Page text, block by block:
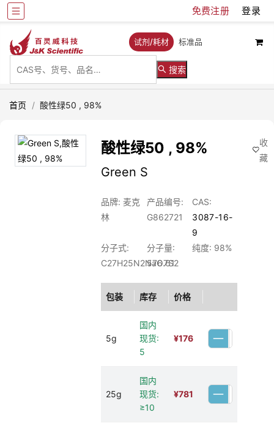
免费注册 登录
试剂/耗材 标准品
搜索
首页 / 酸性绿50 , 98%
酸性绿50 , 98%
Green S
品牌: 麦克
林
产品编号:
G862721
CAS:
3087-16-
9
分子式:
C27H25N2NaO7S2
分子量:
576.61
纯度: 98%
包装 库存 价格
5g
国内
现货:
5
¥176
25g
国内
现货:
≥10
¥781
收
藏